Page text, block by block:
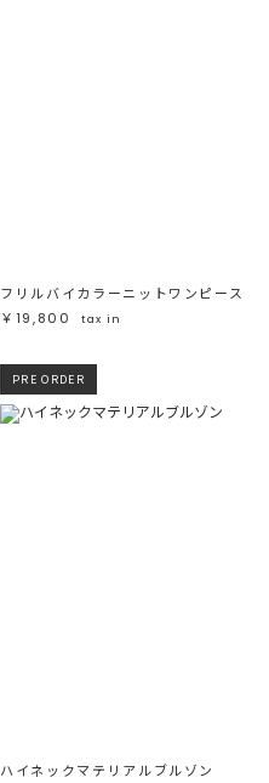
フリルバイカラーニットワンピース
￥19,800
tax in
PRE ORDER
ハイネックマテリアルブルゾン